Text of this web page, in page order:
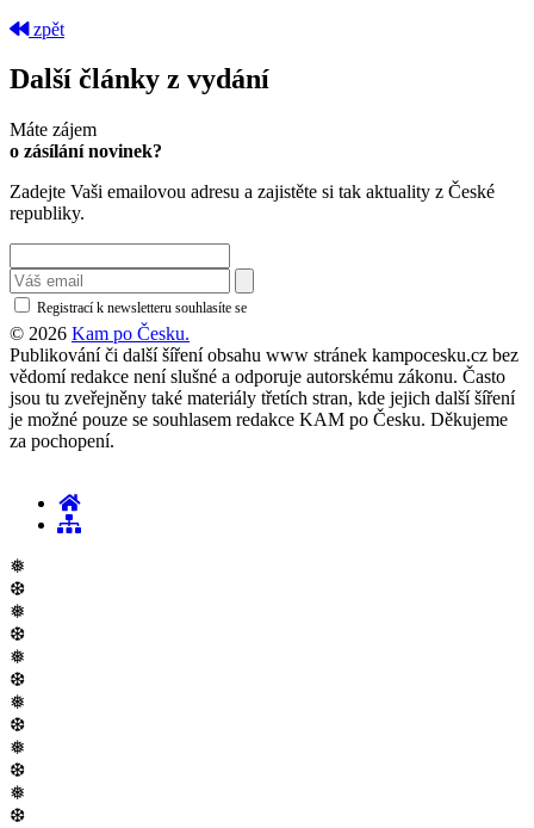
zpět
Další články z vydání
Máte zájem
o zásílání novinek?
Zadejte Vaši emailovou adresu a zajistěte si tak aktuality z České
republiky.
Registrací k newsletteru souhlasíte se
© 2026 Kam po Česku.
Publikování či další šíření obsahu www stránek kampocesku.cz bez
vědomí redakce není slušné a odporuje autorskému zákonu. Často
jsou tu zveřejněny také materiály třetích stran, kde jejich další šíření
je možné pouze se souhlasem redakce KAM po Česku. Děkujeme
za pochopení.
❅
❆
❅
❆
❅
❆
❅
❆
❅
❆
❅
❆